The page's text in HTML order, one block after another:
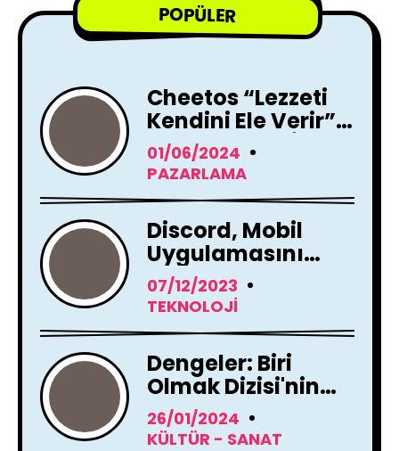
POPÜLER
Cheetos “Lezzeti
Kendini Ele Verir”
Reklam Filmi İle
Yayında !
01/06/2024
PAZARLAMA
Discord, Mobil
Uygulamasını
Tamamen
Yenileme Kararı
07/12/2023
TEKNOLOJI
Dengeler: Biri
Olmak Dizisi'nin
Çekimleri Başladı !
26/01/2024
KÜLTÜR - SANAT